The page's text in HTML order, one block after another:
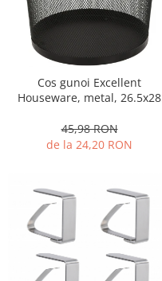
Cos gunoi Excellent
Houseware, metal, 26.5x28
45,98 RON
de la 24,20 RON